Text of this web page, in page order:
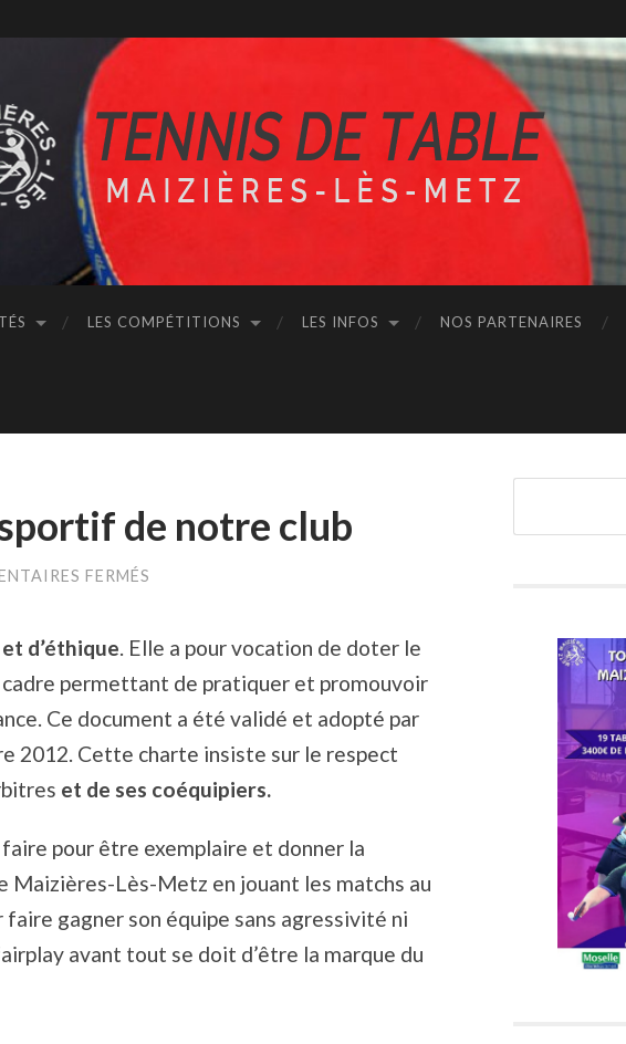
LES COMPÉTITIONS LES INFOS NOS PARTENAIRES
de notre club
FERMÉS
SPORTIF
NOTRE
d’éthique. Elle a pour vocation de doter le
permettant de pratiquer et promouvoir
Ce document a été validé et adopté par
2012. Cette charte insiste sur le respect
et de ses coéquipiers.
pour être exemplaire et donner la
Maizières-Lès-Metz en jouant les matchs au
gagner son équipe sans agressivité ni
avant tout se doit d’être la marque du